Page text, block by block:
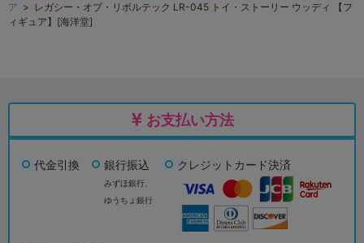
ア > レガシー・オブ・リボルテック LR-045 トイ・ストーリー ウッディ 【フ
ィギュア】[海洋堂]
お支払い方法
代金引換 銀行振込
みずほ銀行、
ゆうちょ銀行
クレジットカード決済